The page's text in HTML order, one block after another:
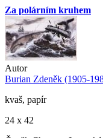
Za polárním kruhem
Autor
Burian Zdeněk (1905-
kvaš, papír
24 x 42